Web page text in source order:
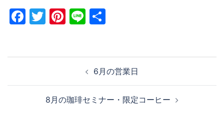
Facebook
Twitter
Pinterest
Line
6月の営業日
8月の珈琲セミナー・限定コーヒー